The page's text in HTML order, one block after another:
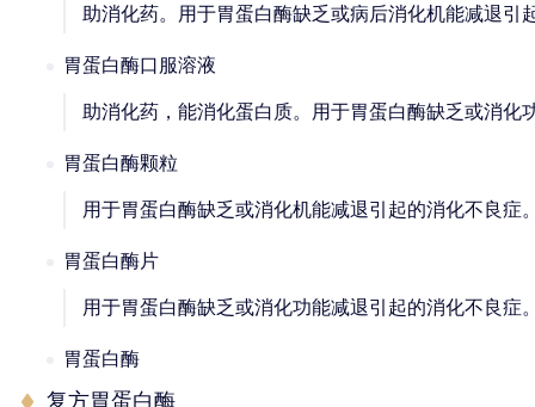
助消化药。用于胃蛋白酶缺乏或病后消化机能减退引
胃蛋白酶口服溶液
助消化药，能消化蛋白质。用于胃蛋白酶缺乏或消化
胃蛋白酶颗粒
用于胃蛋白酶缺乏或消化机能减退引起的消化不良症
胃蛋白酶片
用于胃蛋白酶缺乏或消化功能减退引起的消化不良症
胃蛋白酶
复方胃蛋白酶